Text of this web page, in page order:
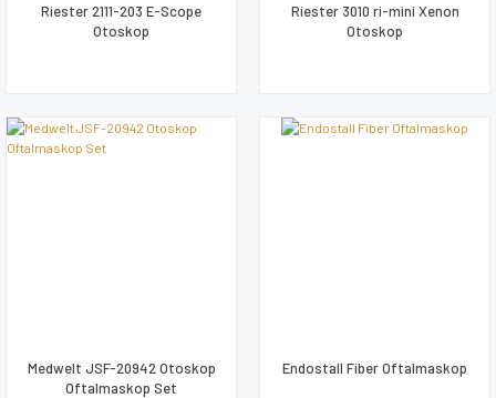
Riester 2111-203 E-Scope
Otoskop
Riester 3010 ri-mini Xenon
Otoskop
Medwelt JSF-20942 Otoskop
Oftalmaskop Set
Endostall Fiber Oftalmaskop